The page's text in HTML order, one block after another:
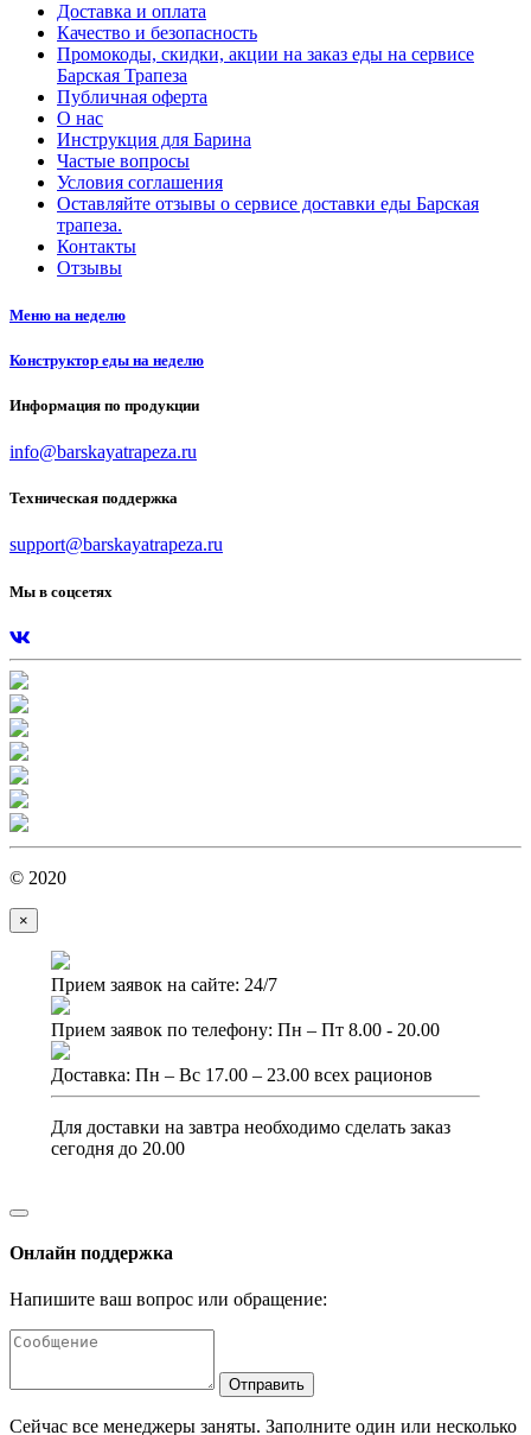
Доставка и оплата
Качество и безопасность
Промокоды, скидки, акции на заказ еды на сервисе
Барская Трапеза
Публичная оферта
О нас
Инструкция для Барина
Частые вопросы
Условия соглашения
Оставляйте отзывы о сервисе доставки еды Барская
трапеза.
Контакты
Отзывы
Меню на неделю
Конструктор еды на неделю
Информация по продукции
info@barskayatrapeza.ru
Техническая поддержка
support@barskayatrapeza.ru
Мы в соцсетях
© 2020
×
Прием заявок на сайте: 24/7
Прием заявок по телефону: Пн – Пт 8.00 - 20.00
Доставка: Пн – Вс 17.00 – 23.00 всех рационов
Для доставки на завтра необходимо сделать заказ
сегодня до 20.00
Онлайн поддержка
Напишите ваш вопрос или обращение:
Отправить
Сейчас все менеджеры заняты. Заполните один или несколько